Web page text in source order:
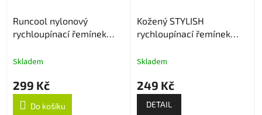
Runcool nylonový
rychloupínací řemínek
Skladem
299 Kč
Do košíku
Kožený STYLISH
rychloupínací řemínek
Skladem
249 Kč
DETAIL